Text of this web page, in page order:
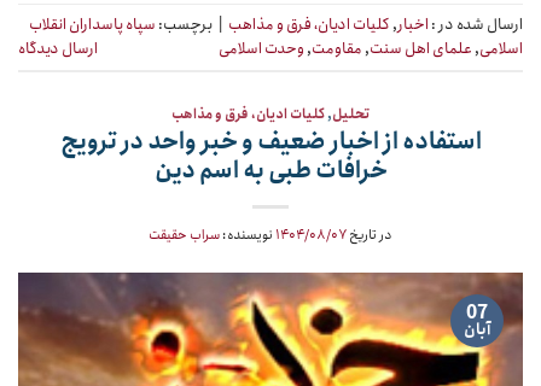
ارسال شده در : اخبار,کلیات ادیان، فرق و مذاهب برچسب: سپاه پاسداران انقلاب
اسلامی,علمای اهل سنت,مقاومت,وحدت اسلامی ارسال دیدگاه
تحلیل,کلیات ادیان، فرق و مذاهب
استفاده از اخبار ضعیف و خبر واحد در ترویج
خرافات طبی به اسم دین
در تاریخ۱۴۰۴/۰۸/۰۷ نویسنده:سراب حقیقت
07
آبان